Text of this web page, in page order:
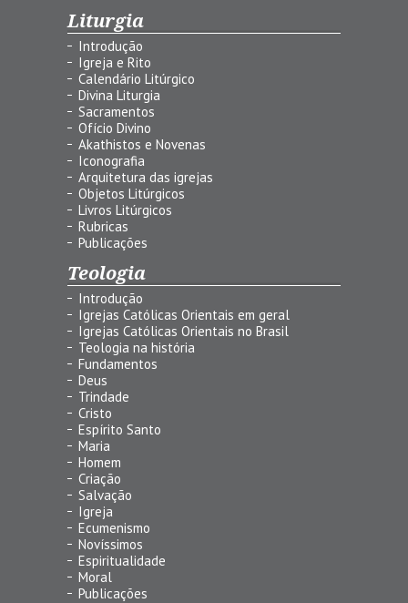
Liturgia
Introdução
Igreja e Rito
Calendário Litúrgico
Divina Liturgia
Sacramentos
Ofício Divino
Akathistos e Novenas
Iconografia
Arquitetura das igrejas
Objetos Litúrgicos
Livros Litúrgicos
Rubricas
Publicações
Teologia
Introdução
Igrejas Católicas Orientais em geral
Igrejas Católicas Orientais no Brasil
Teologia na história
Fundamentos
Deus
Trindade
Cristo
Espírito Santo
Maria
Homem
Criação
Salvação
Igreja
Ecumenismo
Novíssimos
Espiritualidade
Moral
Publicações